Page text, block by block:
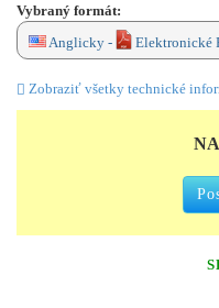
Vybraný formát:
Anglicky -
Elektronické
Zobraziť všetky technické